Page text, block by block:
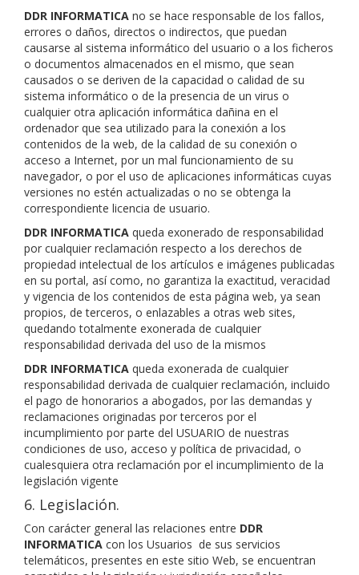
DDR INFORMATICA no se hace responsable de los fallos,
errores o daños, directos o indirectos, que puedan
causarse al sistema informático del usuario o a los ficheros
o documentos almacenados en el mismo, que sean
causados o se deriven de la capacidad o calidad de su
sistema informático o de la presencia de un virus o
cualquier otra aplicación informática dañina en el
ordenador que sea utilizado para la conexión a los
contenidos de la web, de la calidad de su conexión o
acceso a Internet, por un mal funcionamiento de su
navegador, o por el uso de aplicaciones informáticas cuyas
versiones no estén actualizadas o no se obtenga la
correspondiente licencia de usuario.
DDR INFORMATICA queda exonerado de responsabilidad
por cualquier reclamación respecto a los derechos de
propiedad intelectual de los artículos e imágenes publicadas
en su portal, así como, no garantiza la exactitud, veracidad
y vigencia de los contenidos de esta página web, ya sean
propios, de terceros, o enlazables a otras web sites,
quedando totalmente exonerada de cualquier
responsabilidad derivada del uso de la mismos
DDR INFORMATICA queda exonerada de cualquier
responsabilidad derivada de cualquier reclamación, incluido
el pago de honorarios a abogados, por las demandas y
reclamaciones originadas por terceros por el
incumplimiento por parte del USUARIO de nuestras
condiciones de uso, acceso y política de privacidad, o
cualesquiera otra reclamación por el incumplimiento de la
legislación vigente
6. Legislación.
Con carácter general las relaciones entre DDR
INFORMATICA con los Usuarios de sus servicios
telemáticos, presentes en este sitio Web, se encuentran